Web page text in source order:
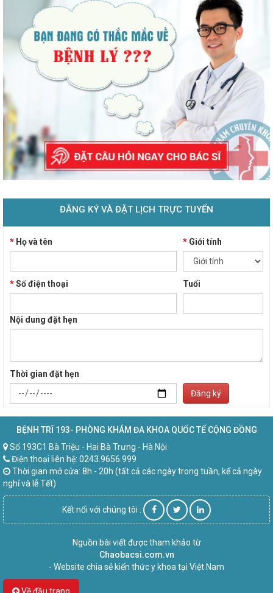
ĐĂNG KÝ VÀ ĐẶT LỊCH TRỰC TUYẾN
* Họ và tên *Giới tính
*Số điện thoại Tuổi
Nội dung đặt hẹn
Thời gian đặt hẹn
Đăng ký
BỆNH TRĨ 193- PHÒNG KHÁM ĐA KHOA QUỐC TẾ CỘNG ĐỒNG
Số 193C1 Bà Triệu - Hai Bà Trưng - Hà Nội
Điện thoại liên hệ: 0243.9656.999
Thời gian mở cửa: 8h - 20h (tất cả các ngày trong tuần, kể cả ngày
nghỉ và lễ Tết)
Kết nối với chúng tôi :
Nguồn bài viết được tham khảo từ
Chaobacsi.com.vn
- Website chia sẻ kiến thức y khoa tại Việt Nam